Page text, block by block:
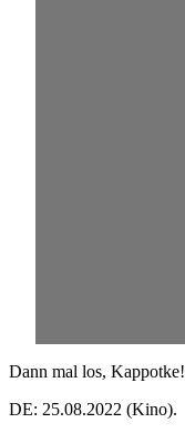
Dann mal los, Kappotke!
DE: 25.08.2022 (Kino).